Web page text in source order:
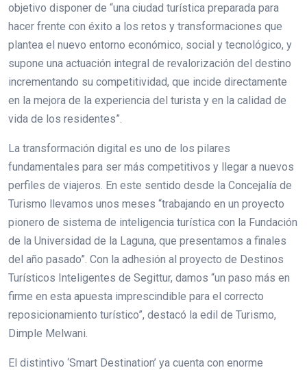
objetivo disponer de “una ciudad turística preparada para
hacer frente con éxito a los retos y transformaciones que
plantea el nuevo entorno económico, social y tecnológico, y
supone una actuación integral de revalorización del destino
incrementando su competitividad, que incide directamente
en la mejora de la experiencia del turista y en la calidad de
vida de los residentes”.
La transformación digital es uno de los pilares
fundamentales para ser más competitivos y llegar a nuevos
perfiles de viajeros. En este sentido desde la Concejalía de
Turismo llevamos unos meses “trabajando en un proyecto
pionero de sistema de inteligencia turística con la Fundación
de la Universidad de la Laguna, que presentamos a finales
del año pasado”. Con la adhesión al proyecto de Destinos
Turísticos Inteligentes de Segittur, damos “un paso más en
firme en esta apuesta imprescindible para el correcto
reposicionamiento turístico”, destacó la edil de Turismo,
Dimple Melwani.
El distintivo ‘Smart Destination’ ya cuenta con enorme